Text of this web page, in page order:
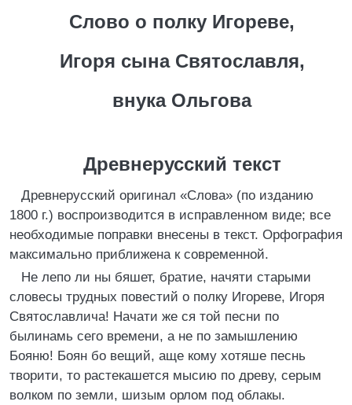
Слово о полку Игореве,
Игоря сына Святославля,
внука Ольгова
Древнерусский текст
Древнерусский оригинал «Слова» (по изданию
1800 г.) воспроизводится в исправленном виде; все
необходимые поправки внесены в текст. Орфография
максимально приближена к современной.
Не лепо ли ны бяшет, братие, начяти старыми
словесы трудных повестий о полку Игореве, Игоря
Святославлича! Начати же ся той песни по
былинамь сего времени, а не по замышлению
Бояню! Боян бо вещий, аще кому хотяше песнь
творити, то растекашется мысию по древу, серым
волком по земли, шизым орлом под облакы.